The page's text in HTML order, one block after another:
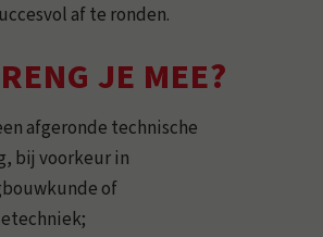
af te ronden.
JE MEE?
afgeronde technische
bij voorkeur in
of